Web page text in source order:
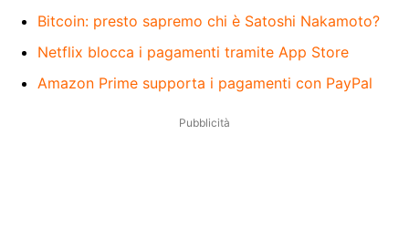
Bitcoin: presto sapremo chi è Satoshi Nakamoto?
Netflix blocca i pagamenti tramite App Store
Amazon Prime supporta i pagamenti con PayPal
Pubblicità